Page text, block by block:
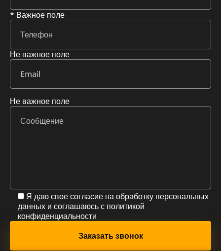
* Важное поле
Не важное поле
Не важное поле
Я даю свое согласие на обработку персональных
данных и соглашаюсь с политикой
конфиденциальности